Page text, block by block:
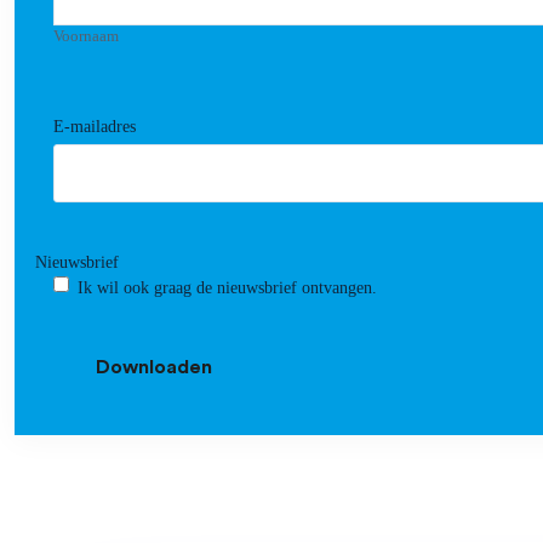
Voornaam
E-mailadres
Nieuwsbrief
Ik wil ook graag de nieuwsbrief ontvangen.